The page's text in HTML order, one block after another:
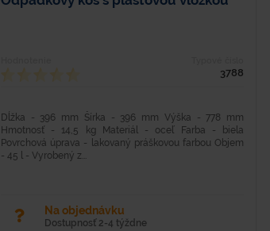
3788
Dĺžka - 396 mm Šírka - 396 mm Výška - 778 mm
Hmotnosť - 14,5 kg Materiál - oceľ Farba - biela
Povrchová úprava - lakovaný práškovou farbou Objem
- 45 l - Vyrobený z...
Na objednávku
Dostupnosť 2-4 týždne